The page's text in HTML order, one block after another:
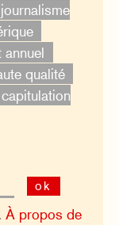
journalisme
annuel
qualité
capitulation
ok
À propos de